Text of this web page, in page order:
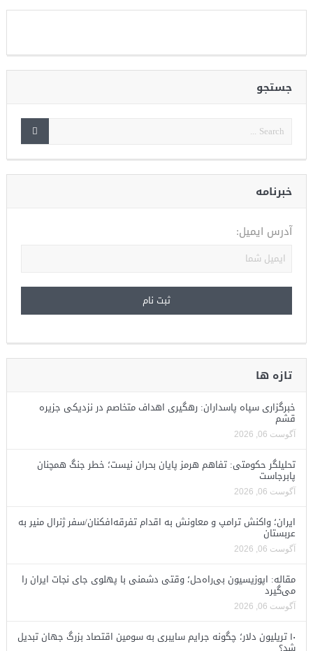
جستجو
خبرنامه
آدرس ایمیل:
تازه ها
خبرگزاری سپاه پاسداران: رهگیری اهداف متخاصم در نزدیکی جزیره
قشم
آگوست 06, 2026
تحلیلگر حکومتی: تفاهم هرمز پایان بحران نیست؛ خطر جنگ همچنان
پابرجاست
آگوست 06, 2026
ایران؛ واکنش ترامپ و معاونش به اقدام تفرقه‌افکنان/سفر ژنرال منیر به
عربستان
آگوست 06, 2026
مقاله: اپوزیسیون بی‌راه‌حل؛ وقتی دشمنی با پهلوی جای نجات ایران را
می‌گیرد
آگوست 06, 2026
۱۰ تریلیون دلار؛ چگونه جرایم سایبری به سومین اقتصاد بزرگ جهان تبدیل